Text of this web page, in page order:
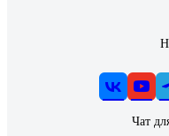
Чат